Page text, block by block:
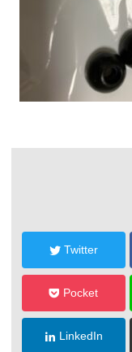
Twitter
Pocket
LinkedIn